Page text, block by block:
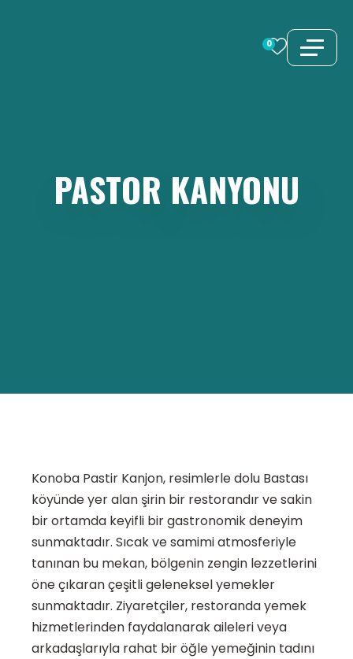
0
PASTOR KANYONU
Konoba Pastir Kanjon, resimlerle dolu Bastası
köyünde yer alan şirin bir restorandır ve sakin
bir ortamda keyifli bir gastronomik deneyim
sunmaktadır. Sıcak ve samimi atmosferiyle
tanınan bu mekan, bölgenin zengin lezzetlerini
öne çıkaran çeşitli geleneksel yemekler
sunmaktadır. Ziyaretçiler, restoranda yemek
hizmetlerinden faydalanarak aileleri veya
arkadaşlarıyla rahat bir öğle yemeğinin tadını